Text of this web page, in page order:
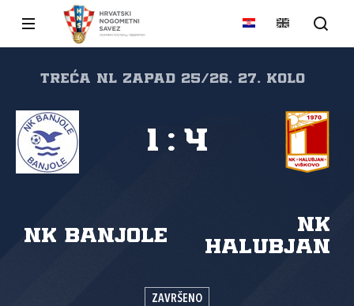
Treća NL Zapad 25/26, 27. kolo
NK Banjole
NK
Halubjan
1 : 4
ZAVRŠENO